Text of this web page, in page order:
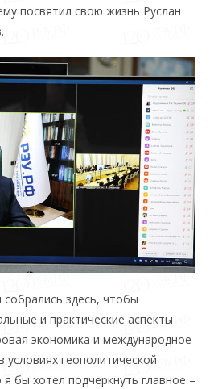
посвятил свою жизнь Руслан
здесь, чтобы
и практические аспекты
экономика и международное
условиях геополитической
бы хотел подчеркнуть главное –